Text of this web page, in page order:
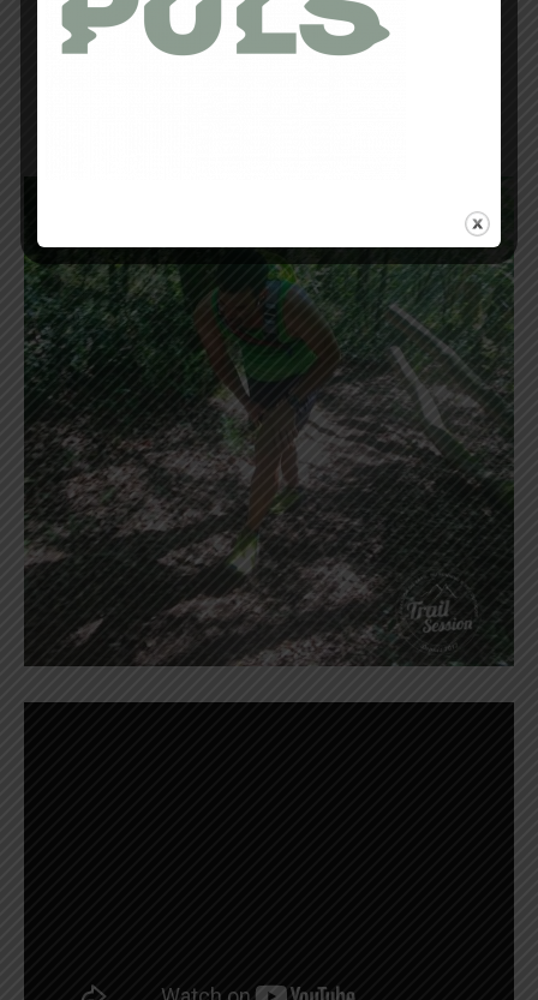
impressionnante du sac sur votre dos en
empêchant celui-ci d’osciller de bas en haut et
de gauche à droite ainsi vous offrira une